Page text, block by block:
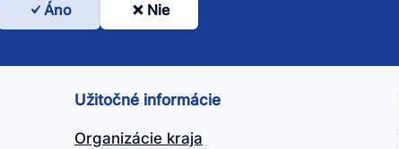
Bol
tento
článok
užitočný?
Áno Nie
Užitočné informácie
Organizácie kraja